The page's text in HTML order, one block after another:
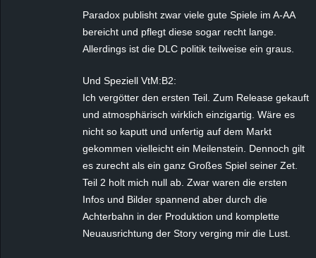
Paradox publisht zwar viele gute Spiele im A-AA
bereicht und pflegt diese sogar recht lange.
Allerdings ist die DLC politik teilweise ein graus.
Und Speziell VtM:B2:
Ich vergötter den ersten Teil. Zum Release gekauft
und atmosphärisch wirklich einzigartig. Wäre es
nicht so kaputt und unfertig auf dem Markt
gekommen vielleicht ein Meilenstein. Dennoch gilt
es zurecht als ein ganz Großes Spiel seiner Zet.
Teil 2 holt mich null ab. Zwar waren die ersten
Infos und Bilder spannend aber durch die
Achterbahn in der Produktion und komplette
Neuausrichtung der Story verging mir die Lust.